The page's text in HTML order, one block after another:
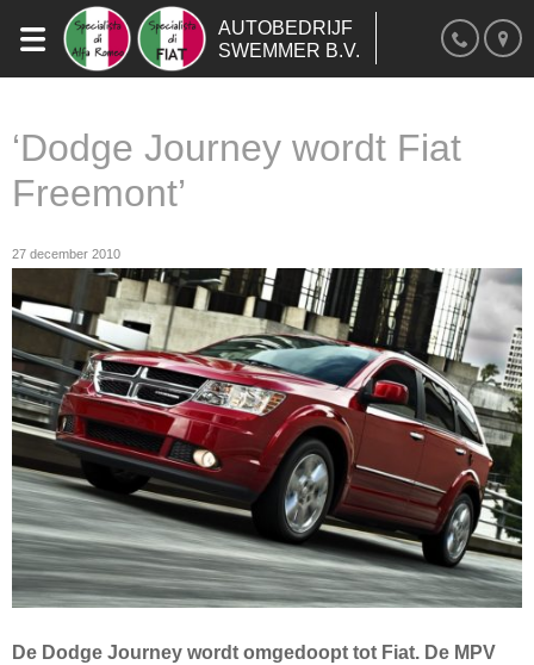
AUTOBEDRIJF
SWEMMER B.V.
‘Dodge Journey wordt Fiat
Freemont’
27 december 2010
De Dodge Journey wordt omgedoopt tot Fiat. De MPV